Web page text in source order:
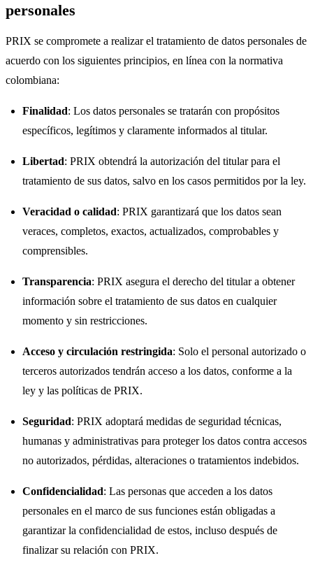
personales
PRIX se compromete a realizar el tratamiento de datos personales de
acuerdo con los siguientes principios, en línea con la normativa
colombiana:
Finalidad: Los datos personales se tratarán con propósitos
específicos, legítimos y claramente informados al titular.
Libertad: PRIX obtendrá la autorización del titular para el
tratamiento de sus datos, salvo en los casos permitidos por la ley.
Veracidad o calidad: PRIX garantizará que los datos sean
veraces, completos, exactos, actualizados, comprobables y
comprensibles.
Transparencia: PRIX asegura el derecho del titular a obtener
información sobre el tratamiento de sus datos en cualquier
momento y sin restricciones.
Acceso y circulación restringida: Solo el personal autorizado o
terceros autorizados tendrán acceso a los datos, conforme a la
ley y las políticas de PRIX.
Seguridad: PRIX adoptará medidas de seguridad técnicas,
humanas y administrativas para proteger los datos contra accesos
no autorizados, pérdidas, alteraciones o tratamientos indebidos.
Confidencialidad: Las personas que acceden a los datos
personales en el marco de sus funciones están obligadas a
garantizar la confidencialidad de estos, incluso después de
finalizar su relación con PRIX.